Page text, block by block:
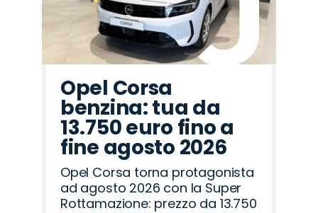
Opel Corsa
benzina: tua da
13.750 euro fino a
fine agosto 2026
Opel Corsa torna protagonista
ad agosto 2026 con la Super
Rottamazione: prezzo da 13.750